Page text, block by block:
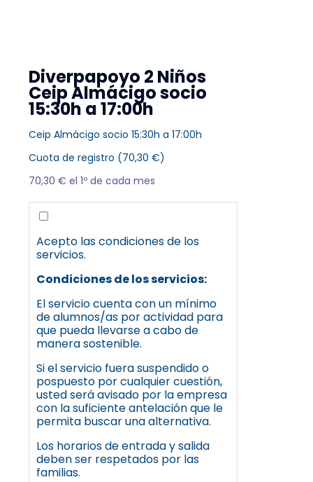
Diverpapoyo 2 Niños
Ceip Almácigo socio
15:30h a 17:00h
Ceip Almácigo socio 15:30h a 17:00h
Cuota de registro (70,30 €)
70,30 € el 1º de cada mes
Acepto las condiciones de los
servicios.
Condiciones de los servicios:
El servicio cuenta con un mínimo
de alumnos/as por actividad para
que pueda llevarse a cabo de
manera sostenible.
Si el servicio fuera suspendido o
pospuesto por cualquier cuestión,
usted será avisado por la empresa
con la suficiente antelación que le
permita buscar una alternativa.
Los horarios de entrada y salida
deben ser respetados por las
familias.